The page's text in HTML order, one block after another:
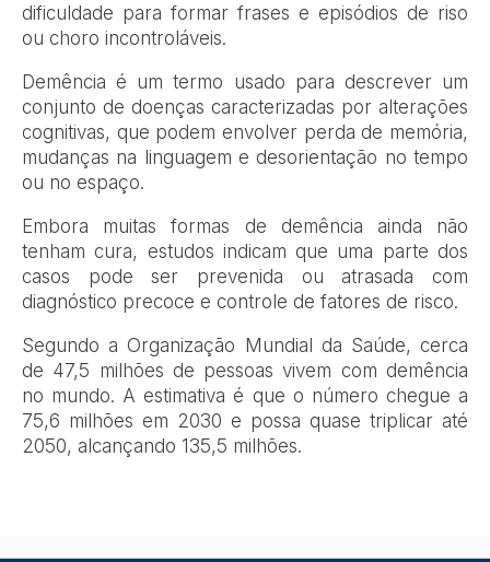
dificuldade para formar frases e episódios de riso
ou choro incontroláveis.
Demência é um termo usado para descrever um
conjunto de doenças caracterizadas por alterações
cognitivas, que podem envolver perda de memória,
mudanças na linguagem e desorientação no tempo
ou no espaço.
Embora muitas formas de demência ainda não
tenham cura, estudos indicam que uma parte dos
casos pode ser prevenida ou atrasada com
diagnóstico precoce e controle de fatores de risco.
Segundo a Organização Mundial da Saúde, cerca
de 47,5 milhões de pessoas vivem com demência
no mundo. A estimativa é que o número chegue a
75,6 milhões em 2030 e possa quase triplicar até
2050, alcançando 135,5 milhões.